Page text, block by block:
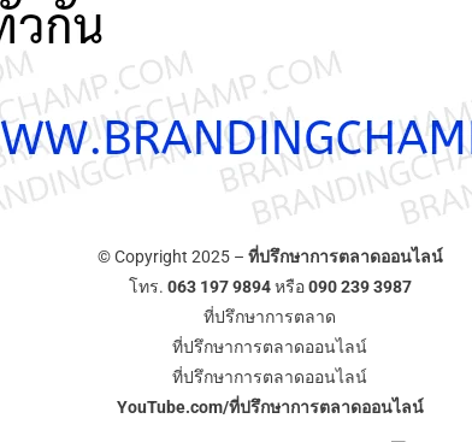
© Copyright 2025 – ที่ปรึกษาการตลาดออนไลน์
โทร. 063 197 9894หรือ090 239 3987
ที่ปรึกษาการตลาด
ที่ปรึกษาการตลาดออนไลน์
ที่ปรึกษาการตลาดออนไลน์
YouTube.com/ที่ปรึกษาการตลาดออนไลน์